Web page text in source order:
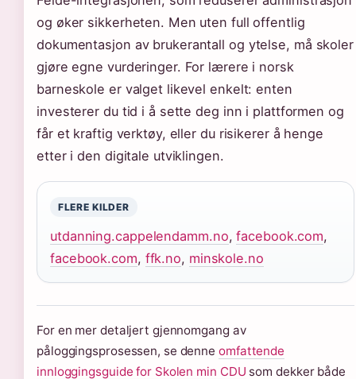
og øker sikkerheten. Men uten full offentlig
dokumentasjon av brukerantall og ytelse, må skoler
gjøre egne vurderinger. For lærere i norsk
barneskole er valget likevel enkelt: enten
investerer du tid i å sette deg inn i plattformen og
får et kraftig verktøy, eller du risikerer å henge
etter i den digitale utviklingen.
FLERE KILDER
utdanning.cappelendamm.no,facebook.com,
facebook.com, ffk.no, minskole.no
For en mer detaljert gjennomgang av
påloggingsprosessen, se denne omfattende
innloggingsguide for Skolen min CDU som dekker både